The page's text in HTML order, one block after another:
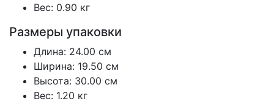
Вес: 0.90 кг
Размеры упаковки
Длина: 24.00 см
Ширина: 19.50 см
Высота: 30.00 см
Вес: 1.20 кг